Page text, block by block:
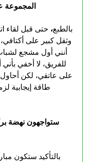
المجموعة
بالطبع، حتى قبل لقاء
وثقل كبير على
أنني أول مشجع
للفريق، لا أخفي
على عاتقي، لكن أحاول
طاقة إيجابية
ستواجهون نهضة
بالتأكيد ستكون